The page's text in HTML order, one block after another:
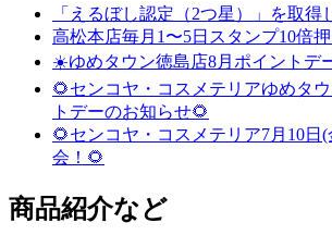
「えるぼし認定（2つ星）」を取得
高松本店毎月1〜5日スタンプ10倍押
☀️ゆめタウン徳島店8月ポイントデ
🌻センコヤ・コスメテリアゆめタ
トデーのお知らせ🌻
🌻センコヤ・コスメテリア7月10日
会！🌻
商品紹介など